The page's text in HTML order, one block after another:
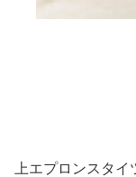
上エプロンスタ